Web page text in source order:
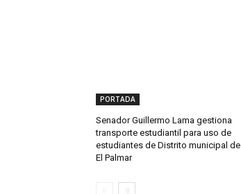
PORTADA
Senador Guillermo Lama gestiona
transporte estudiantil para uso de
estudiantes de Distrito municipal de
El Palmar